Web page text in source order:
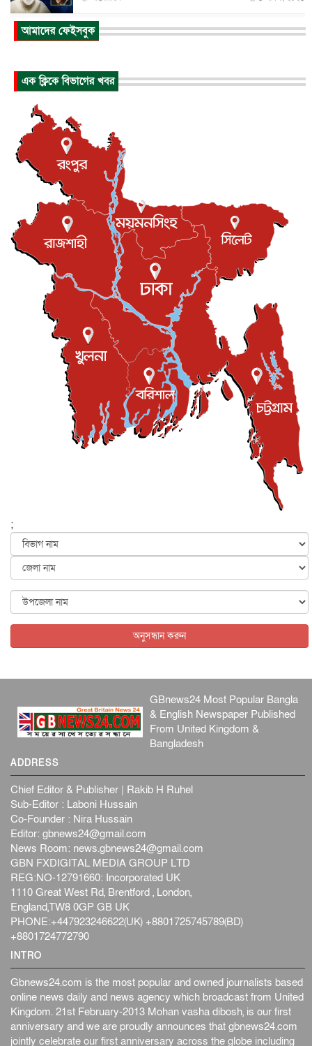
আকাশে ট্রাম্পের হেলিকপ্টার ও যাত্রীবাহী বিমান মুখোমুখি, তদন্...
আন্তর্জাতিক
আন্তর্জাতিক ৬ আগস্ট, ২০২৬
টি-টোয়েন্টি ইতিহাসের সর্বোচ্চ রানের মালিক এখন জস বাটলার
বস্তিতে কেটেছে শৈশব, আজ মুম্বাইয়ে দুই বাড়ির মালিক
বিনোদন ৬ আগস্ট, ২০২৬
যুক্তরাজ্যে বসবাসরত জাতীয়তাবাদী কুলাউড়াবাসীর মত বিনিময়
সভা...
ইউকে কমিউনিটি ৫ আগস্ট, ২০২৬
প্রধানমন্ত্রীকে সৌদি আরব সফরের আমন্ত্রণ
জাতীয় ৫ আগস্ট, ২০২৬
জুলাই গণ-অভ্যুত্থান দিবস আজ, স্মরণে দেশজুড়ে কর্মসূচি
জাতীয় ৫ আগস্ট, ২০২৬
জনগণ পরিবর্তন চেয়েছে বলেই জুলাই আন্দোলন সফল :
৫ আগস্ট, ২০২৬
বেনজীর আহমেদের সঙ্গে পরীমনির ঘনিষ্ঠ সম্পর্ক ছিল : নাসির
মাহম...
জাতীয় ৫ আগস্ট, ২০২৬
হরমুজ নিয়ে ইরান-মার্কিন চুক্তি হতে পারে আজ : মার্কিন অর্থমন...
৫ আগস্ট, ২০২৬
পৃথিবীর দিকে আসছে বিধ্বংসী বস্তু, পারমাণবিক বোমা দিয়ে করা
আন্তর্জাতিক ৫ আগস্ট, ২০২৬
কেনিয়ায় ১৫ হাতির রহস্যজনক মৃত্যু, সন্দেহের মুখে কীটনাশকের
আন্তর্জাতিক ৫ আগস্ট, ২০২৬
আমাদের ফেইসবুক
এক ক্লিকে বিভাগের খবর
;
অনুসন্ধান করুন
GBnews24 Most Popular Bangla
& English Newspaper Published
From United Kingdom &
Bangladesh
ADDRESS
Chief Editor & Publisher | Rakib H Ruhel
Sub-Editor : Laboni Hussain
Co-Founder : Nira Hussain
Editor: gbnews24@gmail.com
News Room: news.gbnews24@gmail.com
GBN FXDIGITAL MEDIA GROUP LTD
REG:NO-12791660: Incorporated UK
1110 Great West Rd, Brentford , London,
England,TW8 0GP GB UK
PHONE:+447923246622(UK) +8801725745789(BD)
+8801724772790
INTRO
Gbnews24.com is the most popular and owned journalists based
online news daily and news agency which broadcast from United
Kingdom. 21st February-2013 Mohan vasha dibosh, is our first
anniversary and we are proudly announces that gbnews24.com
jointly celebrate our first anniversary across the globe including